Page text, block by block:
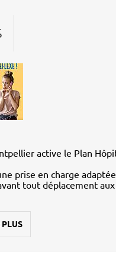
active le Plan
prise en charge
tout déplacement aux
PLUS